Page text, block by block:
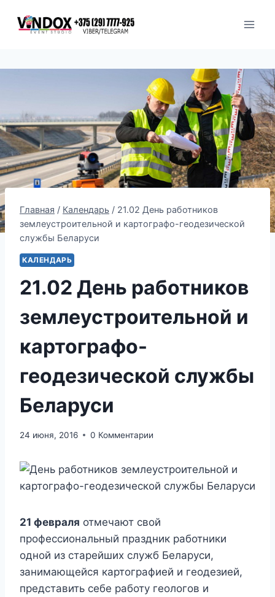
Главная / Календарь / 21.02 День работников
землеустроительной и картографо-геодезической
службы Беларуси
КАЛЕНДАРЬ
21.02 День работников
землеустроительной и
картографо-
геодезической службы
Беларуси
24 июня, 2016 0 Комментарии
21 февраля отмечают свой
профессиональный праздник работники
одной из старейших служб Беларуси,
занимающейся картографией и геодезией,
представить себе работу геологов и